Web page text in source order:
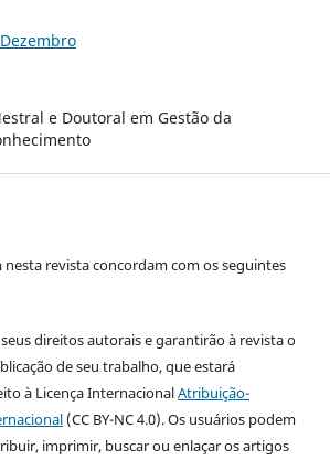
e Doutoral em Gestão da
revista concordam com os seguintes
direitos autorais e garantirão à revista o
de seu trabalho, que estará
à Licença InternacionalAtribuição-
(CC BY-NC 4.0). Os usuários podem
imprimir, buscar ou enlaçar os artigos